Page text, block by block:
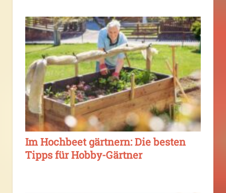
Im Hochbeet gärtnern: Die besten
Tipps für Hobby-Gärtner